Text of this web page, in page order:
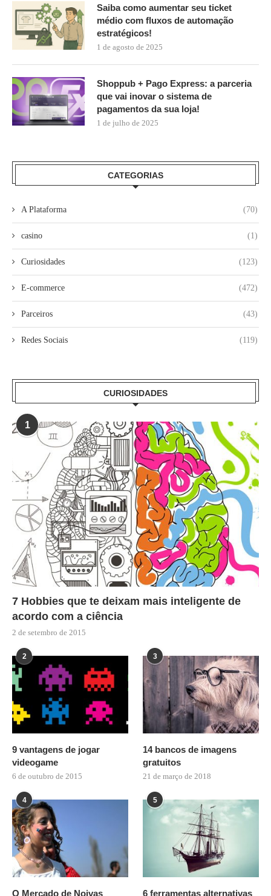
Saiba como aumentar seu ticket
médio com fluxos de automação
estratégicos!
1 de agosto de 2025
Shoppub + Pago Express: a parceria
que vai inovar o sistema de
pagamentos da sua loja!
1 de julho de 2025
CATEGORIAS
A Plataforma (70)
casino (1)
Curiosidades (123)
E-commerce (472)
Parceiros (43)
Redes Sociais (119)
CURIOSIDADES
1
7 Hobbies que te deixam mais inteligente de
acordo com a ciência
2 de setembro de 2015
2
9 vantagens de jogar
videogame
6 de outubro de 2015
3
14 bancos de imagens
gratuitos
21 de março de 2018
4
O Mercado de Noivas
5
6 ferramentas alternativas